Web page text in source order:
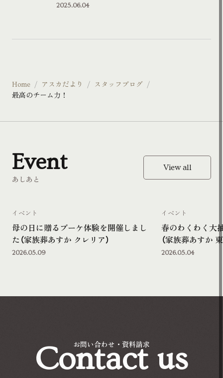
2025.06.04
Home アスカだより
スタッフブログ
最高のチーム力！
あしあと
Event View all
母の日に贈るブーケ体験を開催しまし
た（家族葬あすか クレリア）
イベント
2026.05.09
春のわくわく大
（家族葬あすか
イベント
2026.05.04
お問い合わせ・資料請求
Contact us